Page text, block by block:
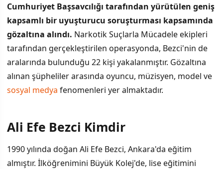
Cumhuriyet Başsavcılığı tarafından yürütülen geniş
kapsamlı bir uyuşturucu soruşturması kapsamında
gözaltına alındı. Narkotik Suçlarla Mücadele ekipleri
tarafından gerçekleştirilen operasyonda, Bezci'nin de
aralarında bulunduğu 22 kişi yakalanmıştır. Gözaltına
alınan şüpheliler arasında oyuncu, müzisyen, model ve
sosyal medya fenomenleri yer almaktadır.
İÇINDEKILER
Ali Efe Bezci Kimdir
Ali Efe Bezci Kimdir
1990 yılında doğan Ali Efe Bezci, Ankara'da eğitim
almıştır. İlköğrenimini Büyük Kolej'de, lise eğitimini